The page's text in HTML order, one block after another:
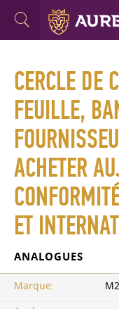
CERCLE DE
FEUILLE,
ACHETER
ET
ANALOGUES
Marque:
M2